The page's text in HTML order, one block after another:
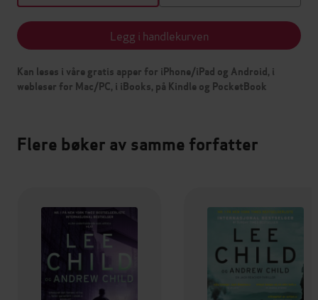
Legg i handlekurven
Kan leses i våre gratis apper for iPhone/iPad og Android, i
webleser for Mac/PC, i iBooks, på Kindle og PocketBook
Flere bøker av samme forfatter